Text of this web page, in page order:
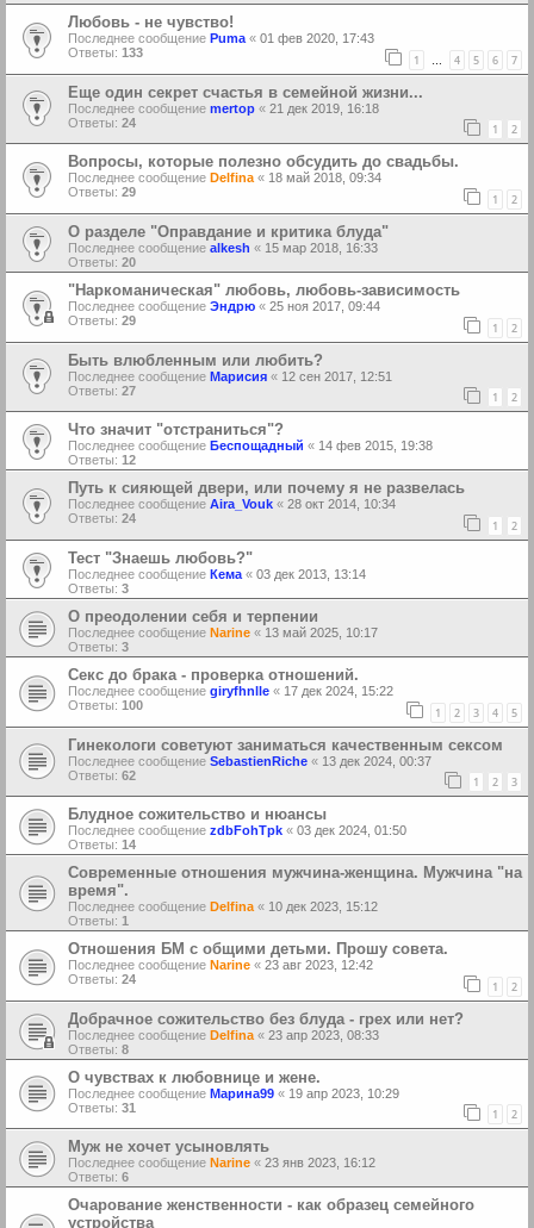
Любовь - не чувство!
Последнее сообщение Puma « 01 фев 2020, 17:43
Ответы: 133 1 … 4 5 6 7
Еще один секрет счастья в семейной жизни...
Последнее сообщение mertop « 21 дек 2019, 16:18
Ответы: 24 1 2
Вопросы, которые полезно обсудить до свадьбы.
Последнее сообщение Delfina « 18 май 2018, 09:34
Ответы: 29 1 2
О разделе "Оправдание и критика блуда"
Последнее сообщение alkesh « 15 мар 2018, 16:33
Ответы: 20
"Наркоманическая" любовь, любовь-зависимость
Последнее сообщение Эндрю « 25 ноя 2017, 09:44
Ответы: 29 1 2
Быть влюбленным или любить?
Последнее сообщение Марисия « 12 сен 2017, 12:51
Ответы: 27 1 2
Что значит "отстраниться"?
Последнее сообщение Беспощадный « 14 фев 2015, 19:38
Ответы: 12
Путь к сияющей двери, или почему я не развелась
Последнее сообщение Aira_Vouk « 28 окт 2014, 10:34
Ответы: 24 1 2
Тест "Знаешь любовь?"
Последнее сообщение Кема « 03 дек 2013, 13:14
Ответы: 3
О преодолении себя и терпении
Последнее сообщение Narine « 13 май 2025, 10:17
Ответы: 3
Секс до брака - проверка отношений.
Последнее сообщение giryfhnlle « 17 дек 2024, 15:22
Ответы: 100 1 2 3 4 5
Гинекологи советуют заниматься качественным сексом
Последнее сообщение SebastienRiche « 13 дек 2024, 00:37
Ответы: 62 1 2 3
Блудное сожительство и нюансы
Последнее сообщение zdbFohTpk « 03 дек 2024, 01:50
Ответы: 14
Современные отношения мужчина-женщина. Мужчина "на
время".
Последнее сообщение Delfina « 10 дек 2023, 15:12
Ответы: 1
Отношения БМ с общими детьми. Прошу совета.
Последнее сообщение Narine « 23 авг 2023, 12:42
Ответы: 24 1 2
Добрачное сожительство без блуда - грех или нет?
Последнее сообщение Delfina « 23 апр 2023, 08:33
Ответы: 8
О чувствах к любовнице и жене.
Последнее сообщение Марина99 « 19 апр 2023, 10:29
Ответы: 31 1 2
Муж не хочет усыновлять
Последнее сообщение Narine « 23 янв 2023, 16:12
Ответы: 6
Очарование женственности - как образец семейного
устройства